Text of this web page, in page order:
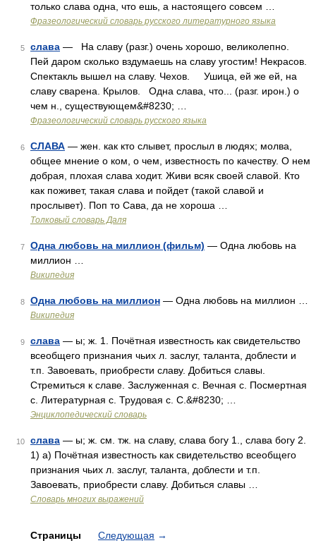
только слава одна, что ешь, а настоящего совсем …
Фразеологический словарь русского литературного языка
5 слава — На славу (разг.) очень хорошо, великолепно.
Пей даром сколько вздумаешь на славу угостим! Некрасов.
Спектакль вышел на славу. Чехов. Ушица, ей же ей, на
славу сварена. Крылов. Одна слава, что... (разг. ирон.) о
чем н., существующем&#8230; …
Фразеологический словарь русского языка
6 СЛАВА — жен. как кто слывет, прослыл в людях; молва,
общее мнение о ком, о чем, известность по качеству. О нем
добрая, плохая слава ходит. Живи всяк своей славой. Кто
как поживет, такая слава и пойдет (такой славой и
прослывет). Поп то Сава, да не хороша …
Толковый словарь Даля
7 Одна любовь на миллион (фильм) — Одна любовь на
миллион …
Википедия
8 Одна любовь на миллион — Одна любовь на миллион …
Википедия
9 слава — ы; ж. 1. Почётная известность как свидетельство
всеобщего признания чьих л. заслуг, таланта, доблести и
т.п. Завоевать, приобрести славу. Добиться славы.
Стремиться к славе. Заслуженная с. Вечная с. Посмертная
с. Литературная с. Трудовая с. С.&#8230; …
Энциклопедический словарь
10 слава — ы; ж. см. тж. на славу, слава богу 1., слава богу 2.
1) а) Почётная известность как свидетельство всеобщего
признания чьих л. заслуг, таланта, доблести и т.п.
Завоевать, приобрести славу. Добиться славы …
Словарь многих выражений
Страницы Следующая →